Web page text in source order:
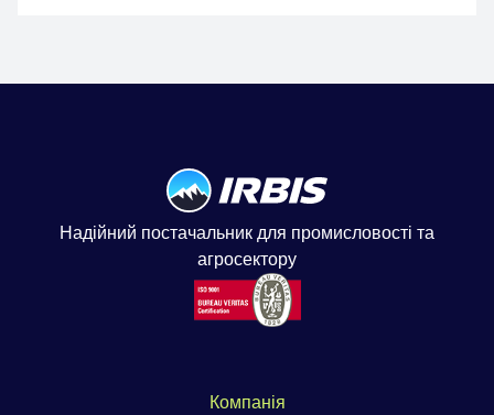
Надійний постачальник для промисловості та
агросектору
Компанія